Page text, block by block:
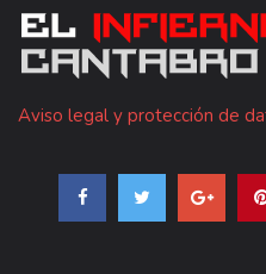
Aviso legal y protección de